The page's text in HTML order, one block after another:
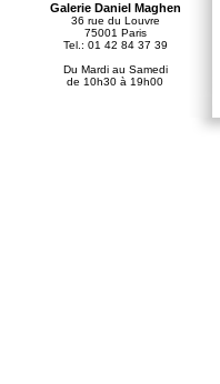
Galerie Daniel Maghen
36 rue du Louvre
75001 Paris
Tel.: 01 42 84 37 39
Du Mardi au Samedi
de 10h30 à 19h00